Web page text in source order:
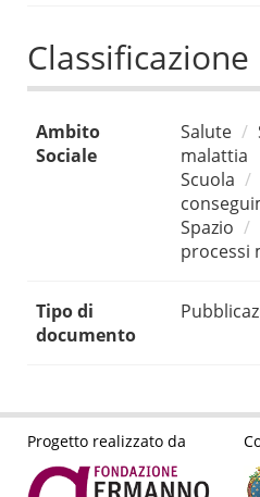
Classificazione
Ambito
Sociale
Salute
malattia
Scuola
Spazio
processi
Tipo di
documento
Progetto realizzato da